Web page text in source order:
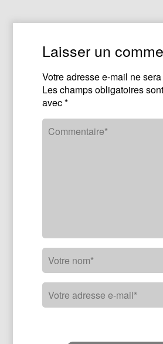
Laisser un
Votre adresse e-mail ne
Les champs obligatoires
avec*